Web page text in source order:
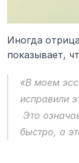
Иногда
показывает,
«В моем
исправили
быстро, а